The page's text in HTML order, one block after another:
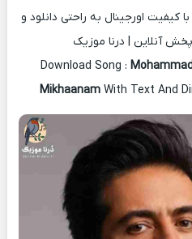
کیفیت اورجینال به راحتی دانلود و
آنلاین | درنا موزیک
Download Song :
Mikhaanam With Text And